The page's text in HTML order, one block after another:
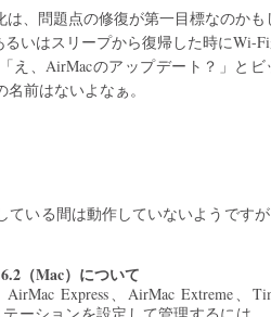
、問題点の修復が第一目標なのかも
るいはスリープから復帰した時にWi-
え、AirMacのアップデート？」と
前はないよなぁ。
ている間は動作していないようです
（Mac）について
Express、AirMac Extreme、